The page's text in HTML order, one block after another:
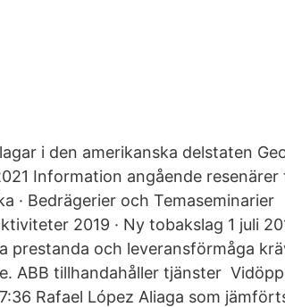
i den amerikanska delstaten
Information angående resenärer
· Bedrägerier och Temaseminarier
2019 · Ny tobakslag 1 juli
prestanda och leveransförmåga
ABB tillhandahåller tjänster
Rafael López Aliaga som